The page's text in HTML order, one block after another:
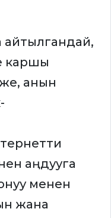
каршы
анын
аңдууга
менен
жана